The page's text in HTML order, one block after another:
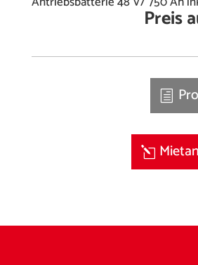
Preis